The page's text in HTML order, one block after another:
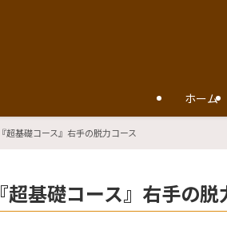
ホーム
『超基礎コース』右手の脱力コース
『超基礎コース』右手の脱